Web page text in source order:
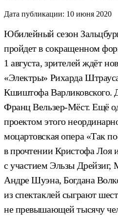
Дата публикации: 10 июня 2020
Юбилейный сезон
пройдет в сокращенном
1 августа, зрителей ждёт
«Электры» Рихарда
Кшиштофа Варликовского.
Франц Вельзер-Мёст. Ещё
проектом этого
моцартовская опера «Так
в прочтении Кристофа
с участием Эльзы Дрейзиг,
Андре Шуэна, Богдана
из спектаклей сыграют
не превышающей тысячу